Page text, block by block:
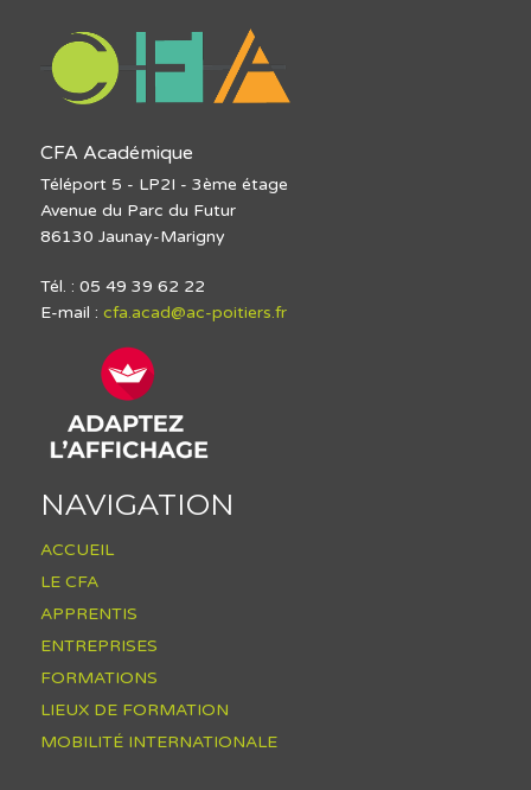
CFA Académique
Téléport 5 - LP2I - 3ème étage
Avenue du Parc du Futur
86130 Jaunay-Marigny
Tél. : 05 49 39 62 22
E-mail : cfa.acad@ac-poitiers.fr
NAVIGATION
ACCUEIL
LE CFA
APPRENTIS
ENTREPRISES
FORMATIONS
LIEUX DE FORMATION
MOBILITÉ INTERNATIONALE